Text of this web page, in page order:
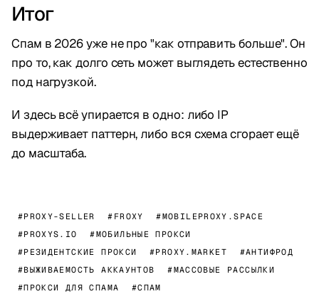
Итог
Спам в 2026 уже не про "как отправить больше". Он
про то, как долго сеть может выглядеть естественно
под нагрузкой.
И здесь всё упирается в одно: либо IP
выдерживает паттерн, либо вся схема сгорает ещё
до масштаба.
#PROXY-SELLER #FROXY
#MOBILEPROXY.SPACE
#PROXYS.IO
#МОБИЛЬНЫЕ ПРОКСИ
#РЕЗИДЕНТСКИЕ ПРОКСИ
#PROXY.MARKET
#АНТИФРОД
#ВЫЖИВАЕМОСТЬ АККАУНТОВ
#МАССОВЫЕ РАССЫЛКИ
#ПРОКСИ ДЛЯ СПАМА
#СПАМ